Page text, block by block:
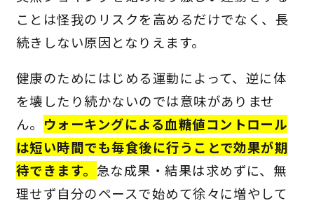
ことは怪我のリスクを高めるだけでなく、長
続きしない原因となりえます。
健康のためにはじめる運動によって、逆に体
を壊したり続かないのでは意味がありませ
ん。 ウォーキングによる血糖値コントロール
は短い時間でも毎食後に行うことで効果が期
待できます。 急な成果・結果は求めずに、無
理せず自分のペースで始めて徐々に増やして